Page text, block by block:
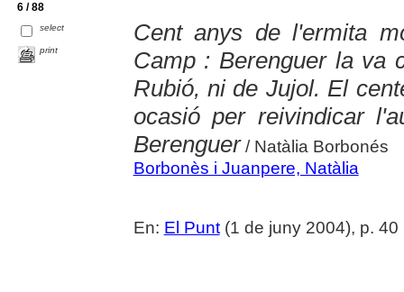
6 / 88
select
print
Cent anys de l'ermita
Camp : Berenguer la va
Rubió, ni de Jujol. El
ocasió per reivindicar
Berenguer/ Natàlia Borbonés
Borbonès i Juanpere, Natàlia
En: El Punt(1 de juny 2004), p. 40